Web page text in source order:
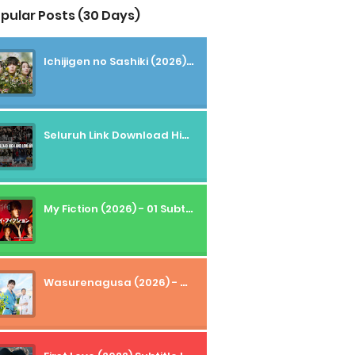
Posts (30 Days)
Ichijigen no Sashiki (2026) - 01 Subtitle Indonesia
Seluruh Link Download High And Low Subtitle Indonesia
My Fiction (2026) - 01 Subtitle Indonesia
Wasurenagusa (2026) - 01+02 Subtitle Indonesia